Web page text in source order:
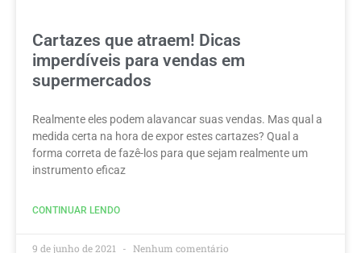
Cartazes que atraem! Dicas
imperdíveis para vendas em
supermercados
Realmente eles podem alavancar suas vendas. Mas qual a
medida certa na hora de expor estes cartazes? Qual a
forma correta de fazê-los para que sejam realmente um
instrumento eficaz
CONTINUAR LENDO
9 de junho de 2021 Nenhum comentário